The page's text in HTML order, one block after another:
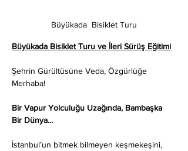
Büyükada  Bisiklet Turu
Büyükada Bisiklet Turu ve İleri Sürüş Eğitimi
Şehrin Gürültüsüne Veda, Özgürlüğe
Merhaba!
Bir Vapur Yolculuğu Uzağında, Bambaşka
Bir Dünya...
İstanbul’un bitmek bilmeyen keşmekeşini,